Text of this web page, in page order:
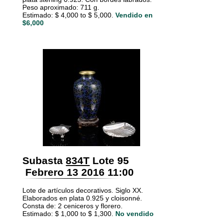
Peso aproximado: 711 g.
Estimado: $ 4,000 to $ 5,000. Vendido en
$6,000
Subasta 834T Lote 95
Febrero 13 2016 11:00
Lote de artículos decorativos. Siglo XX.
Elaborados en plata 0.925 y cloisonné.
Consta de: 2 ceniceros y florero.
Estimado: $ 1,000 to $ 1,300. No vendido